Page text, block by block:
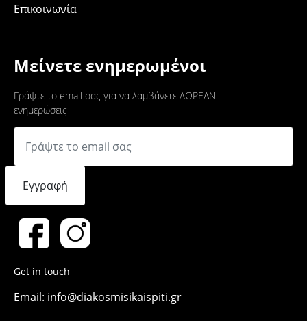
Μείνετε ενημερωμένοι
Γράψτε το email σας για να λαμβάνετε ΔΩΡΕΑΝ
ενημερώσεις
Εγγραφή
Get in touch
Email: info@diakosmisikaispiti.gr
Επικοινωνία